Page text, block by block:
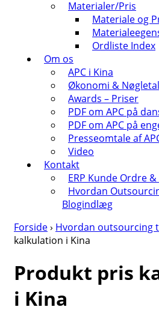
Materialer/Pris
Materiale og
Ordliste Index
Om os
APC i Kina
Økonomi & Nøgletal
Awards – Priser
PDF om APC på
PDF om APC på
Presseomtale af
Video
Kontakt
ERP Kunde Ordre
Hvordan
Blogindlæg
Forside› Hvordan outsourcing
kalkulation i Kina
Produkt pris
i Kina